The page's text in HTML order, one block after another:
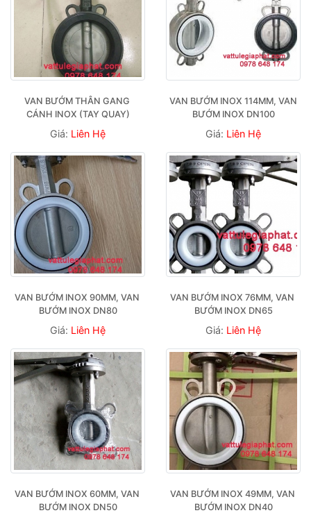
VAN BƯỚM THÂN GANG
CÁNH INOX (TAY QUAY)
Giá: Liên Hệ
VAN BƯỚM INOX 114MM, VAN
BƯỚM INOX DN100
Giá: Liên Hệ
VAN BƯỚM INOX 90MM, VAN
BƯỚM INOX DN80
Giá: Liên Hệ
VAN BƯỚM INOX 76MM, VAN
BƯỚM INOX DN65
Giá: Liên Hệ
VAN BƯỚM INOX 60MM, VAN
BƯỚM INOX DN50
VAN BƯỚM INOX 49MM, VAN
BƯỚM INOX DN40